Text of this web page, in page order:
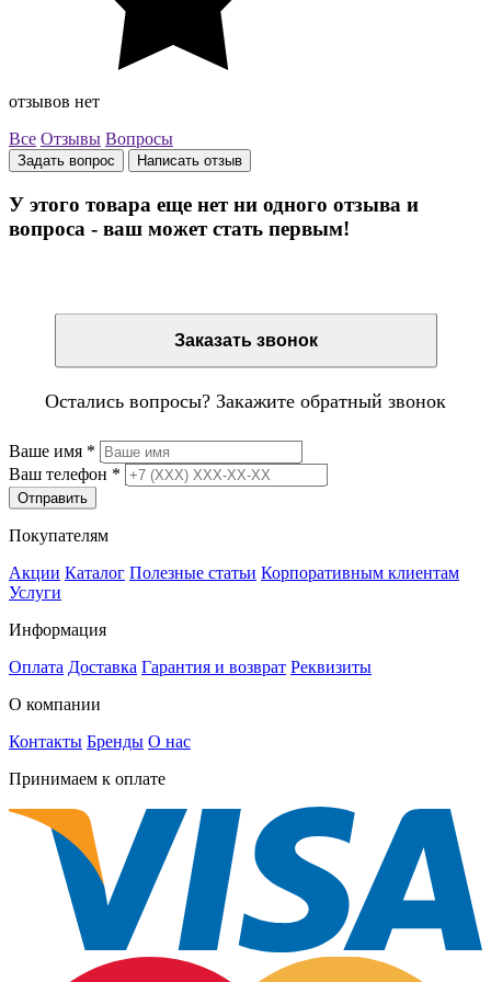
отзывов нет
Все Отзывы Вопросы
Задать вопрос Написать отзыв
У этого товара еще нет ни одного отзыва и
вопроса - ваш может стать первым!
Заказать звонок
Остались вопросы? Закажите обратный звонок
Ваше имя *
Ваш телефон *
Отправить
Покупателям
Акции Каталог Полезные статьи Корпоративным клиентам
Услуги
Информация
Оплата Доставка Гарантия и возврат Реквизиты
О компании
Контакты Бренды О нас
Принимаем к оплате